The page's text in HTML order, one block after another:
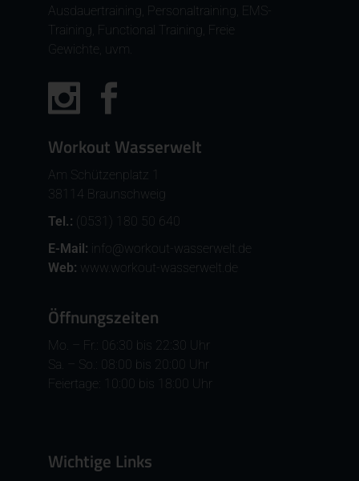
Ausdauertraining, Personaltraining, EMS-
Training, Functional Training, Freie
Gewichte, uvm.
Workout Wasserwelt
Am Schützenplatz 1
38114 Braunschweig
Tel.: (0531) 180 50 640
E-Mail: info@workout-wasserwelt.de
Web: www.workout-wasserwelt.de
Öffnungszeiten
Mo. – Fr.: 06:30 bis 22:30 Uhr
Sa. – So.: 08:00 bis 20:00 Uhr
Feiertage: 10:00 bis 18:00 Uhr
Wichtige Links